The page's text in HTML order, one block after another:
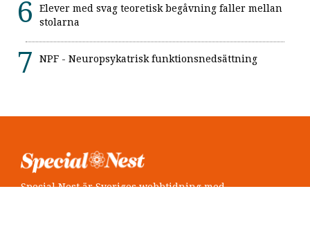
Elever med svag teoretisk begåvning faller mellan
stolarna
NPF - Neuropsykatrisk funktionsnedsättning
Special Nest är Sveriges webbtidning med